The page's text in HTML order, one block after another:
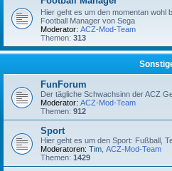
Hier geht es um den momentan wohl
Football Manager von Sega
Moderator: ACZ-Mod-Team
Themen: 313
FunForum
Der tägliche Schwachsinn der ACZ
Moderator: ACZ-Mod-Team
Themen: 912
Sport
Hier geht es um den Sport: Fußball,
Moderatoren: Tim ACZ-Mod-Team
Themen: 1429